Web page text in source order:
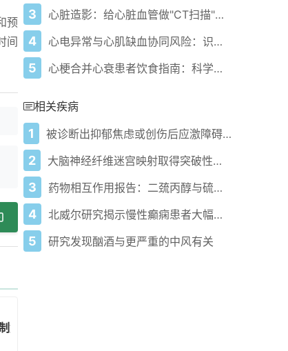
预
间
解析+五步急救方案
3 心脏造影：给心脏血管做"CT扫描"的金标准
4 心电异常与心肌缺血协同风险：识别与应对策略
5 心梗合并心衰患者饮食指南：科学膳食守护心脏健康
相关疾病
1 被诊断出抑郁焦虑或创伤后应激障碍？您更可能早发阿尔茨海默病
2 大脑神经纤维迷宫映射取得突破性进展
3 药物相互作用报告：二巯丙醇与硫酸亚铁
4 北威尔研究揭示慢性癫痫患者大幅减少癫痫发作的希望
5 研究发现酗酒与更严重的中风有关